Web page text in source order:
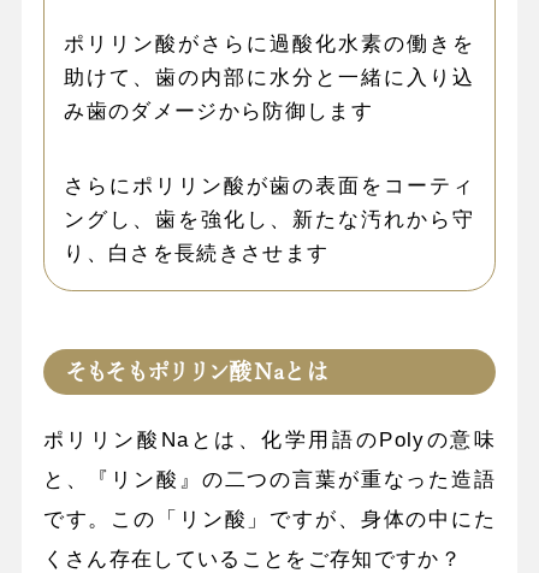
ポリリン酸がさらに過酸化水素の働きを
助けて、歯の内部に水分と一緒に入り込
み歯のダメージから防御します
さらにポリリン酸が歯の表面をコーティ
ングし、歯を強化し、新たな汚れから守
り、白さを長続きさせます
そもそもポリリン酸Naとは
ポリリン酸Naとは、化学用語のPolyの意味
と、『リン酸』の二つの言葉が重なった造語
です。この「リン酸」ですが、身体の中にた
くさん存在していることをご存知ですか？